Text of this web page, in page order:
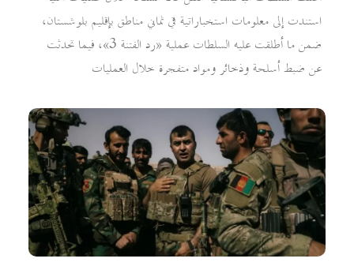
استندت إلى معلومات استخباراتية في ثماني مناطق بإقليم بلوشستان،
ضمن ما أطلقت عليه السلطات عملية «رد الفتنة 3»، فيما تحدثت
عن ضبط أسلحة وذخائر ومواد متفجرة خلال العمليات